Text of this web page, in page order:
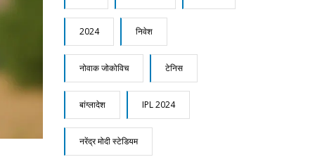
2024 निवेश
नोवाक जोकोविच टेनिस
बांग्लादेश IPL 2024
नरेंद्र मोदी स्टेडियम